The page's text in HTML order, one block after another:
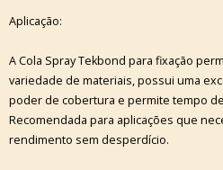
Aplicação:
A Cola Spray Tekbond para fixação
variedade de materiais, possui uma
poder de cobertura e permite tempo
Recomendada para aplicações que
rendimento sem desperdício.